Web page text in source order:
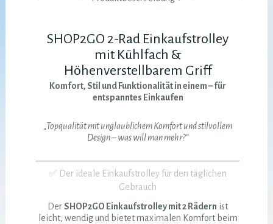
SHOP2GO 2-Rad Einkaufstrolley
mit Kühlfach &
Höhenverstellbarem Griff
Komfort, Stil und Funktionalität in einem – für
entspanntes Einkaufen
„Topqualität mit unglaublichem Komfort und stilvollem
Design – was will man mehr?“
✅ Der ideale Einkaufstrolley für den täglichen
Gebrauch
Der SHOP2GO Einkaufstrolley mit 2 Rädern ist
leicht, wendig und bietet maximalen Komfort beim